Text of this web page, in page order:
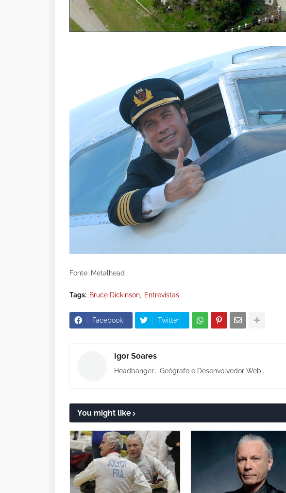
Fonte: Metalhead
Tags: Bruce Dickinson Entrevistas
Facebook Twitter
Igor Soares
Headbanger... Geógrafo e Desenvolvedor Web...
You might like